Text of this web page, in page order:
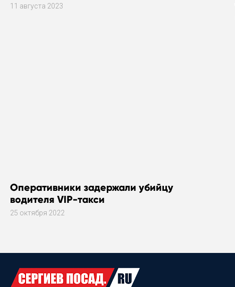
11 августа 2023
Оперативники задержали убийцу
водителя VIP-такси
25 октября 2022